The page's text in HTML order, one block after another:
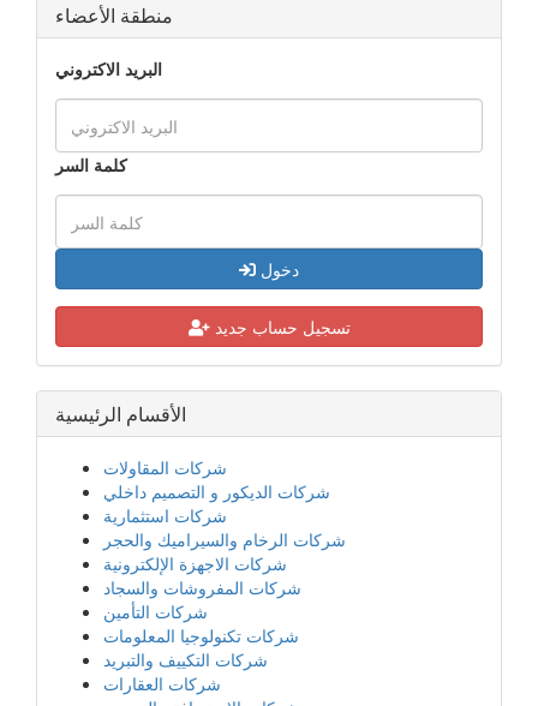
منطقة الأعضاء
البريد الاكتروني
كلمة السر
دخول
تسجيل حساب جديد
الأقسام الرئيسية
شركات المقاولات
شركات الديكور و التصميم داخلي
شركات استثمارية
شركات الرخام والسيراميك والحجر
شركات الاجهزة الإلكترونية
شركات المفروشات والسجاد
شركات التأمين
شركات تكنولوجيا المعلومات
شركات التكييف والتبريد
شركات العقارات